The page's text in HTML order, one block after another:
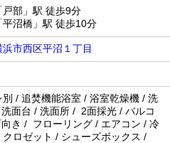
戸部」駅 徒歩9分
平沼橋」駅 徒歩10分
市西区平沼１丁目
別 / 追焚機能浴室 / 浴室乾燥機 / 洗
面台 / 洗面所 / 2面採光 / バルコ
き / フローリング / エアコン / 冷
ロゼット / シューズボックス /